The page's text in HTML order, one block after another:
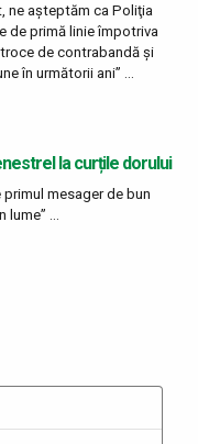
ne aşteptăm ca Poliţia
de primă linie împotriva
de contrabandă şi
în următorii ani” ...
la curțile dorului
mesager de bun
lume” ...